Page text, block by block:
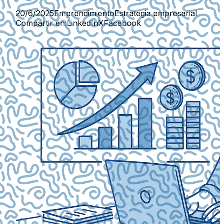
20/6/2025EmprendimientoEstrategia empresarial
Compartir en:LinkedInXFacebook